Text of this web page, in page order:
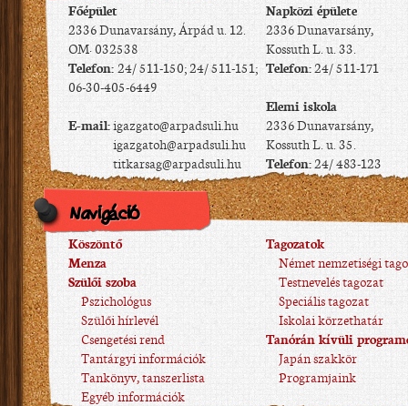
Főépület
2336 Dunavarsány, Árpád u. 12.
OM: 032538
Telefon: 24/ 511-150; 24/ 511-151;
06-30-405-6449
E-mail:igazgato@arpadsuli.hu
igazgatoh@arpadsuli.hu
titkarsag@arpadsuli.hu
Napközi épülete
2336 Dunavarsány,
Kossuth L. u. 33.
Telefon:24/ 511-171
Elemi iskola
2336 Dunavarsány,
Kossuth L. u. 35.
Telefon:24/ 483-123
Navigáció
Köszöntő
Menza
Szülői szoba
Pszichológus
Szülői hírlevél
Csengetési rend
Tantárgyi információk
Tankönyv, tanszerlista
Egyéb információk
Tagozatok
Német nemzetiségi
Testnevelés tagozat
Speciális tagozat
Iskolai körzethatár
Tanórán kívüli
Japán szakkör
Programjaink